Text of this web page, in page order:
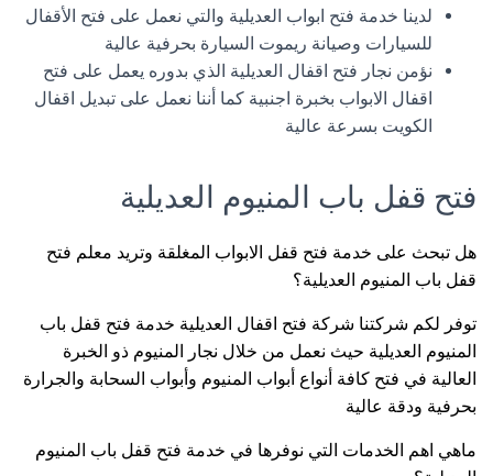
لدينا خدمة فتح ابواب العديلية والتي نعمل على فتح الأقفال
للسيارات وصيانة ريموت السيارة بحرفية عالية
نؤمن نجار فتح اقفال العديلية الذي بدوره يعمل على فتح
اقفال الابواب بخبرة اجنبية كما أننا نعمل على تبديل اقفال
الكويت بسرعة عالية
فتح قفل باب المنيوم العديلية
هل تبحث على خدمة فتح قفل الابواب المغلقة وتريد معلم فتح
قفل باب المنيوم العديلية؟
توفر لكم شركتنا شركة فتح اقفال العديلية خدمة فتح قفل باب
المنيوم العديلية حيث نعمل من خلال نجار المنيوم ذو الخبرة
العالية في فتح كافة أنواع أبواب المنيوم وأبواب السحابة والجرارة
بحرفية ودقة عالية
ماهي اهم الخدمات التي نوفرها في خدمة فتح قفل باب المنيوم